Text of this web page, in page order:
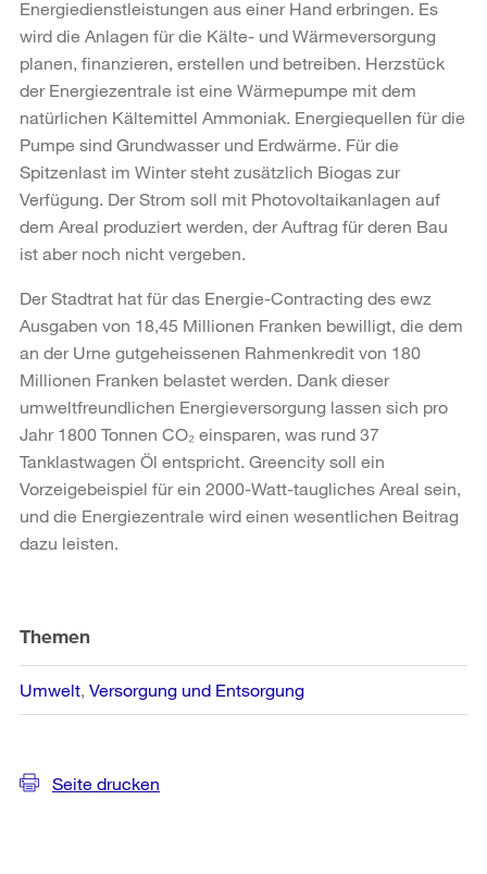
Energiedienstleistungen aus einer Hand erbringen. Es
wird die Anlagen für die Kälte- und Wärmeversorgung
planen, finanzieren, erstellen und betreiben. Herzstück
der Energiezentrale ist eine Wärmepumpe mit dem
natürlichen Kältemittel Ammoniak. Energiequellen für die
Pumpe sind Grundwasser und Erdwärme. Für die
Spitzenlast im Winter steht zusätzlich Biogas zur
Verfügung. Der Strom soll mit Photovoltaikanlagen auf
dem Areal produziert werden, der Auftrag für deren Bau
ist aber noch nicht vergeben.
Der Stadtrat hat für das Energie-Contracting des ewz
Ausgaben von 18,45 Millionen Franken bewilligt, die dem
an der Urne gutgeheissenen Rahmenkredit von 180
Millionen Franken belastet werden. Dank dieser
umweltfreundlichen Energieversorgung lassen sich pro
Jahr 1800 Tonnen CO₂ einsparen, was rund 37
Tanklastwagen Öl entspricht. Greencity soll ein
Vorzeigebeispiel für ein 2000-Watt-taugliches Areal sein,
und die Energiezentrale wird einen wesentlichen Beitrag
dazu leisten.
Informationen
Themen
Umwelt Versorgung und Entsorgung
Seite drucken